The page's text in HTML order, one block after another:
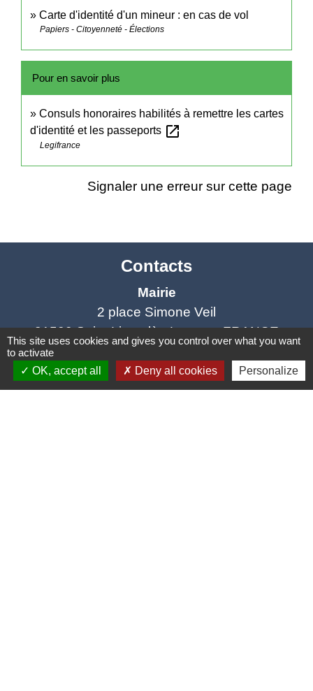
Carte d'identité d'un mineur : en cas de vol
Papiers - Citoyenneté - Élections
Pour en savoir plus
Consuls honoraires habilités à remettre les cartes
d'identité et les passeports open_in_new
Legifrance
Signaler une erreur sur cette page
Contacts
Mairie
2 place Simone Veil
81500 Saint-Lieux-lès-Lavaur - FRANCE
+33 5 63 41 62 77
Horaires et jours de permanence du
This site uses cookies and gives you control over what you want
to activate
OK, accept all
Deny all cookies Personalize